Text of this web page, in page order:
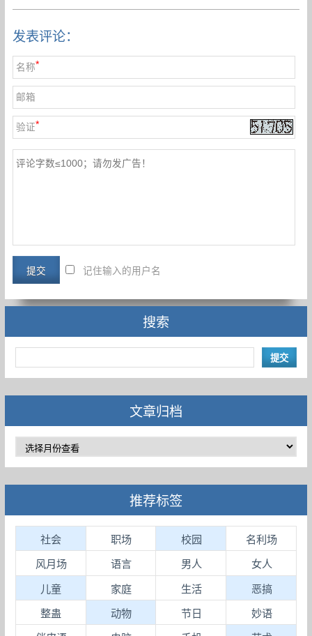
发表评论：
名称*
邮箱
验证*
记住输入的用户名
搜索
文章归档
推荐标签
社会 职场 校园 名利场
风月场 语言 男人 女人
儿童 家庭 生活 恶搞
整蛊 动物 节日 妙语